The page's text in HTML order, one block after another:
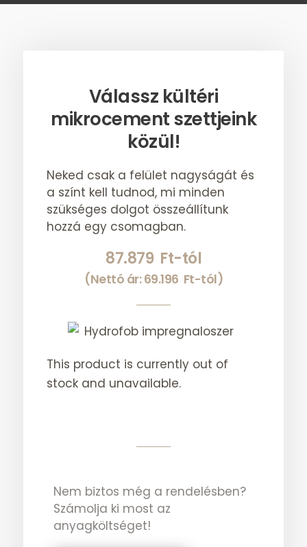
Válassz kültéri
mikrocement szettjeink
közül!
Neked csak a felület nagyságát és
a színt kell tudnod, mi minden
szükséges dolgot összeállítunk
hozzá egy csomagban.
87.879 Ft-tól
(Nettó ár:69.196 Ft-tól)
This product is currently out of
stock and unavailable.
Nem biztos még a rendelésben?
Számolja ki most az
anyagköltséget!